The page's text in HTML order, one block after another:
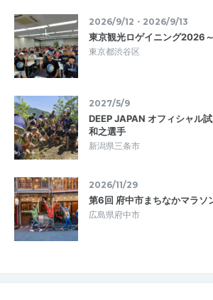
2026/9/12・2026/9/13
東京観光ロゲイニング2026
東京都渋谷区
2027/5/9
DEEP JAPAN オフィシャル
和之選手
新潟県三条市
2026/11/29
第6回 府中市まちなかマラソ
広島県府中市